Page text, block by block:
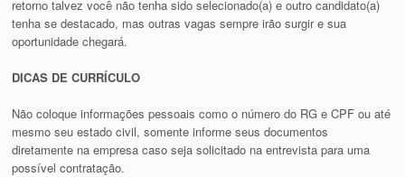
retorno talvez você não tenha sido selecionado(a) e outro candidato(a)
tenha se destacado, mas outras vagas sempre irão surgir e sua
oportunidade chegará.
DICAS DE CURRÍCULO
Não coloque informações pessoais como o número do RG e CPF ou até
mesmo seu estado civil, somente informe seus documentos
diretamente na empresa caso seja solicitado na entrevista para uma
possível contratação.